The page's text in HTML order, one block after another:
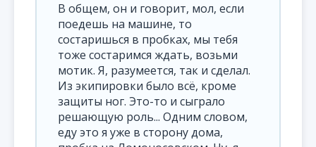
В общем, он и говорит, мол, если
поедешь на машине, то
состаришься в пробках, мы тебя
тоже состаримся ждать, возьми
мотик. Я, разумеется, так и сделал.
Из экипировки было всё, кроме
защиты ног. Это-то и сыграло
решающую роль... Одним словом,
еду это я уже в сторону дома,